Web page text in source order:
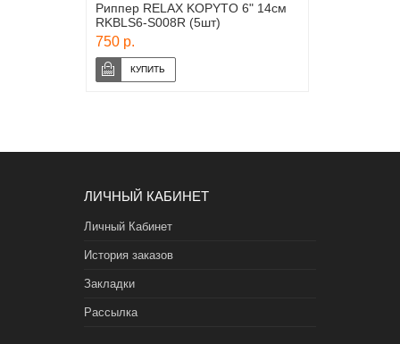
Риппер RELAX KOPYTO 6" 14см
RKBLS6-S008R (5шт)
750 р.
ЛИЧНЫЙ КАБИНЕТ
Личный Кабинет
История заказов
Закладки
Рассылка